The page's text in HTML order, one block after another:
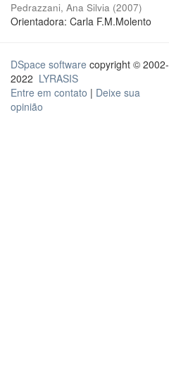
Pedrazzani, Ana Silvia (2007)
Orientadora: Carla F.M.Molento
DSpace software copyright © 2002-
2022 LYRASIS
Entre em contato | Deixe sua
opinião